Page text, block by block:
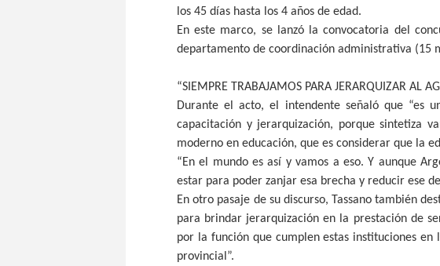
los 45 días hasta los 4 años de edad.
En este marco, se lanzó la convocatoria del
departamento de coordinación administrativa (15
“SIEMPRE TRABAJAMOS PARA JERARQUIZAR AL
Durante el acto, el intendente señaló que “es
capacitación y jerarquización, porque sintetiza
moderno en educación, que es considerar que la
“En el mundo es así y vamos a eso. Y aunque
estar para poder zanjar esa brecha y reducir ese
En otro pasaje de su discurso, Tassano también
para brindar jerarquización en la prestación de
por la función que cumplen estas instituciones
provincial”.